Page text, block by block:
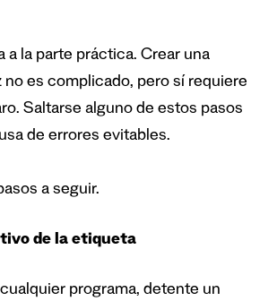
a la parte práctica. Crear una
es complicado, pero sí requiere
Saltarse alguno de estos pasos
de errores evitables.
a seguir.
de la etiqueta
programa, detente un